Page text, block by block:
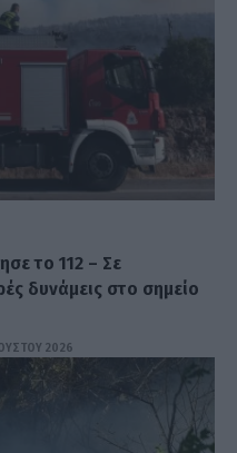
το 112 – Σε
δυνάμεις στο σημείο
2026